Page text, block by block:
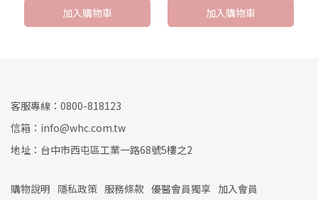
加入購物車 加入購物車
客服專線：0800-818123
信箱：info@whc.com.tw
地址：台中市西屯區工業一路68號5樓之2
購物說明 隱私政策 服務條款 優醫會員獨享 加入會員